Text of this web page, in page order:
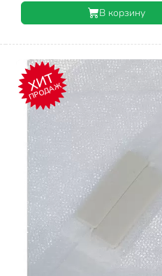
В корзину
ХИТ
ПРОДАЖ